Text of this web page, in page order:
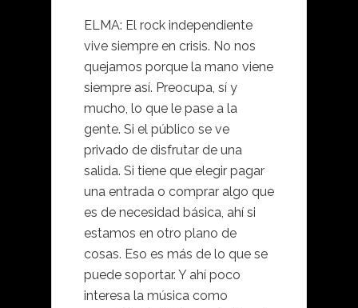
ELMA: El rock independiente
vive siempre en crisis. No nos
quejamos porque la mano viene
siempre así. Preocupa, sí y
mucho, lo que le pase a la
gente. Si el público se ve
privado de disfrutar de una
salida. Si tiene que elegir pagar
una entrada o comprar algo que
es de necesidad básica, ahí si
estamos en otro plano de
cosas. Eso es más de lo que se
puede soportar. Y ahí poco
interesa la música como